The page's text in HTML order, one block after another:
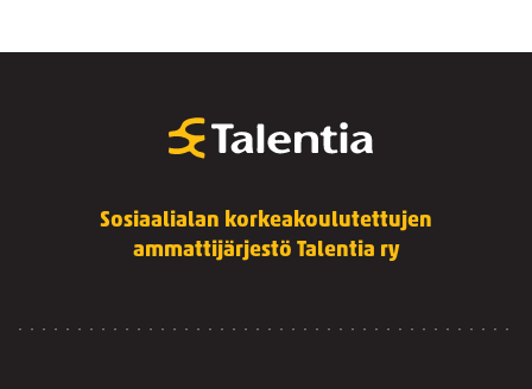
Sosiaalialan korkeakoulutettujen
ammattijärjestö Talentia ry